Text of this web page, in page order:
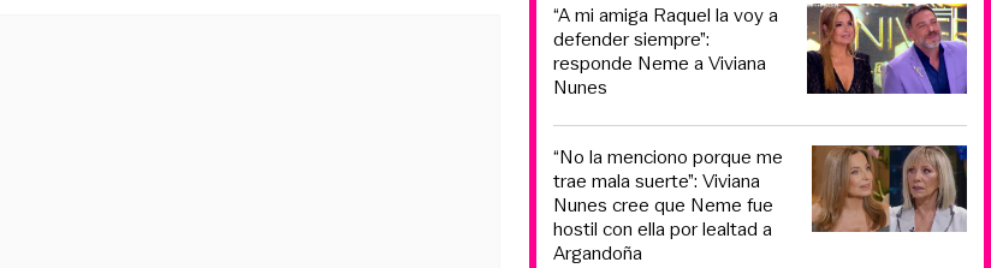
“A mi amiga Raquel la voy a
defender siempre”:
responde Neme a Viviana
Nunes
“No la menciono porque me
trae mala suerte”: Viviana
Nunes cree que Neme fue
hostil con ella por lealtad a
Argandoña